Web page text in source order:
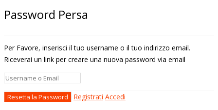
Password Persa
Per Favore, inserisci il tuo username o il tuo indirizzo email.
Riceverai un link per creare una nuova password via email
Registrati Accedi